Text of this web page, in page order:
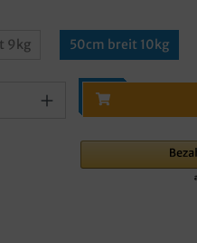
9kg
50cm breit 10kg